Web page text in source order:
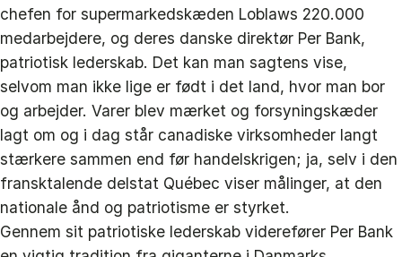
chefen for supermarkedskæden Loblaws 220.000
medarbejdere, og deres danske direktør Per Bank,
patriotisk lederskab. Det kan man sagtens vise,
selvom man ikke lige er født i det land, hvor man bor
og arbejder. Varer blev mærket og forsyningskæder
lagt om og i dag står canadiske virksomheder langt
stærkere sammen end før handelskrigen; ja, selv i den
fransktalende delstat Québec viser målinger, at den
nationale ånd og patriotisme er styrket.
Gennem sit patriotiske lederskab viderefører Per Bank